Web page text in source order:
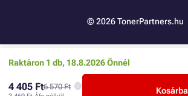
Raktáron 1 db, 18.8.2026 Önnél
4 405 Ft6 570 Ft Kosárba
© 2026 TonerPartners.hu